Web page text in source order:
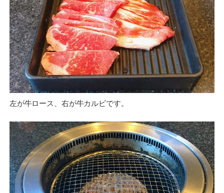
左が牛ロース、右が牛カルビです。